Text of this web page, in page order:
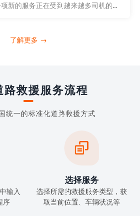
新的服务正在受到越来越多司机的...
了解更多 →
路救援服务流程
统一的标准化道路救援方式
输入
序

选择服务
选择所需的救援服务类型，获
取当前位置、车辆状况等